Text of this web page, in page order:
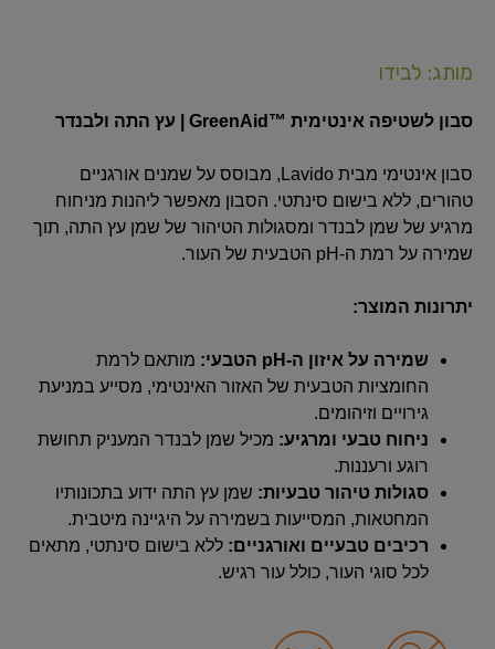
מותג: לבידו
סבון לשטיפה אינטימית ™GreenAid | עץ התה ולבנדר
סבון אינטימי מבית Lavido, מבוסס על שמנים אורגניים
טהורים, ללא בישום סינתטי. הסבון מאפשר ליהנות מניחוח
מרגיע של שמן לבנדר ומסגולות הטיהור של שמן עץ התה, תוך
שמירה על רמת ה-pH הטבעית של העור.
יתרונות המוצר:
שמירה על איזון ה-pH הטבעי:
מותאם לרמת
החומציות הטבעית של האזור האינטימי, מסייע במניעת
גירויים וזיהומים.
ניחוח טבעי ומרגיע: מכיל שמן לבנדר המעניק תחושת
רוגע ורעננות.
סגולות טיהור טבעיות: שמן עץ התה ידוע בתכונותיו
המחטאות, המסייעות בשמירה על היגיינה מיטבית.
רכיבים טבעיים ואורגניים: ללא בישום סינתטי, מתאים
לכל סוגי העור, כולל עור רגיש.